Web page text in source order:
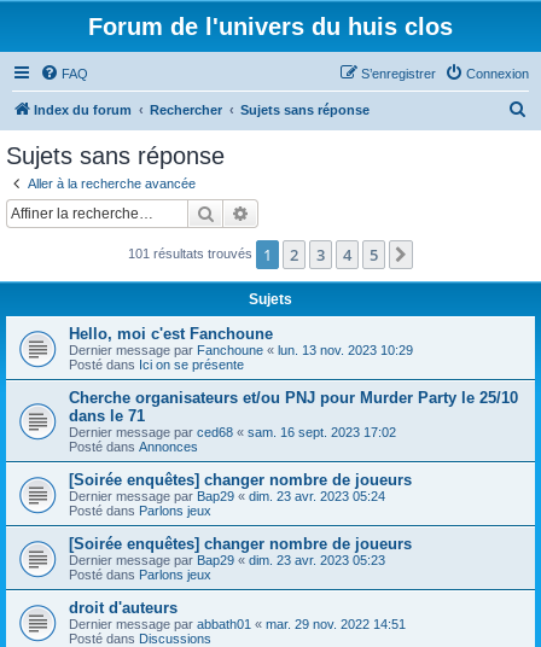
Forum de l'univers du huis clos
FAQ Connexion
S’enregistrer
Index du forum Rechercher Sujets sans réponse
c
Sujets sans réponse
Aller à la recherche avancée
Rechercher
101 résultats trouvés 1 2 3 4 5
Sujets
Hello, moi c'est Fanchoune
Dernier message par Fanchoune « lun. 13 nov. 2023 10:29
Posté dans Ici on se présente
Cherche organisateurs et/ou PNJ pour Murder Party le 25/10
dans le 71
Dernier message par ced68 « sam. 16 sept. 2023 17:02
Posté dans Annonces
[Soirée enquêtes] changer nombre de joueurs
Dernier message par Bap29 « dim. 23 avr. 2023 05:24
Posté dans Parlons jeux
[Soirée enquêtes] changer nombre de joueurs
Dernier message par Bap29 « dim. 23 avr. 2023 05:23
Posté dans Parlons jeux
droit d'auteurs
Dernier message par abbath01 « mar. 29 nov. 2022 14:51
Posté dans Discussions